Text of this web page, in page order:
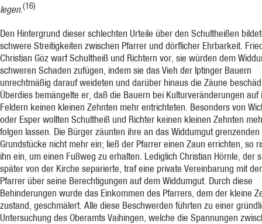
legen.(16)
Den Hintergrund dieser schlechten Urteile über den Schultheißen
schwere Streitig­keiten zwischen Pfarrer und dörflicher Ehrbarkeit.
Christian Göz warf Schultheiß und Richtern vor, sie würden dem
schweren Schaden zufügen, indem sie das Vieh der Iptinger Bauern
unrechtmäßig darauf weideten und dar­über hinaus die Zäune
Überdies bemängelte er, daß die Bauern bei Kulturveränderungen auf
Fel­dern keinen klei­nen Zehnten mehr entrichteten. Besonders von
oder Esper wollten Schultheiß und Richter keinen kleinen Zehnten
folgen lassen. Die Bürger zäunten ihre an das Widdumgut grenzenden
Grundstücke nicht mehr ein; ließ der Pfarrer einen Zaun errichten, so
ihn ein, um einen Fußweg zu erhalten. Lediglich Christian Hörnle, der
später von der Kirche separierte, traf eine private Vereinbarung mit
Pfarrer über seine Berechtigun­gen auf dem Widdumgut. Durch diese
Behinderungen wurde das Einkom­men des Pfarrers, dem der kleine
zustand, geschmälert. Alle diese Beschwerden führten zu einer
Untersuchung des Oberamts Vaihingen, welche die Span­nungen